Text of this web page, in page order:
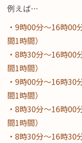
例えば…
・9時00分～16時00
間1時間）
・8時30分～16時00
間1時間）
・9時00分～16時30
間1時間）
・8時30分～16時00
間1時間）
・8時30分～16時30